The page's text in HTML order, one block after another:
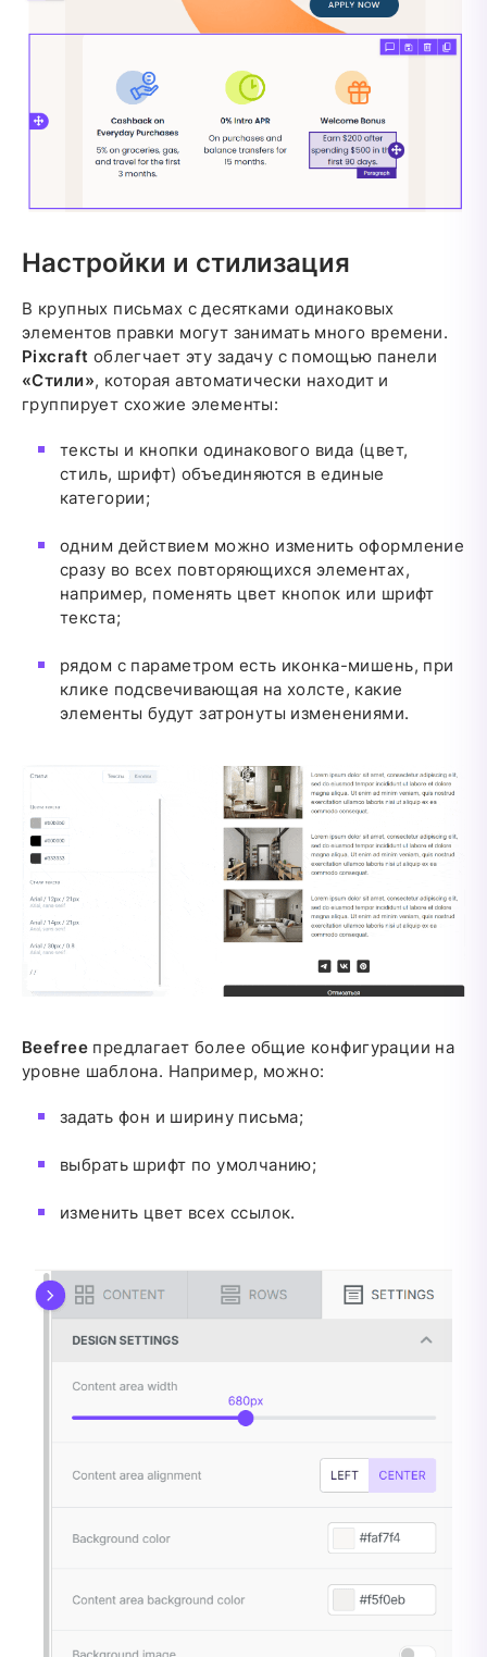
Настройки и стилизация
В крупных письмах с десятками одинаковых
элементов правки могут занимать много времени.
Pixcraft облегчает эту задачу с помощью панели
«Стили», которая автоматически находит и
группирует схожие элементы:
тексты и кнопки одинакового вида (цвет,
стиль, шрифт) объединяются в единые
категории;
одним действием можно изменить оформление
сразу во всех повторяющихся элементах,
например, поменять цвет кнопок или шрифт
текста;
рядом с параметром есть иконка-мишень, при
клике подсвечивающая на холсте, какие
элементы будут затронуты изменениями.
Beefreeпредлагает более общие конфигурации на
уровне шаблона. Например, можно:
задать фон и ширину письма;
выбрать шрифт по умолчанию;
изменить цвет всех ссылок.